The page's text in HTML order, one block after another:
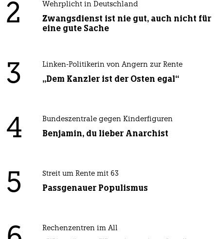
2 Wehrplicht in Deutschland
Zwangsdienst ist nie gut, auch nicht für
eine gute Sache
3 Linken-Politikerin von Angern zur Rente
„Dem Kanzler ist der Osten egal“
4 Bundeszentrale gegen Kinderfiguren
Benjamin, du lieber Anarchist
5 Streit um Rente mit 63
Passgenauer Populismus
Rechenzentren im All